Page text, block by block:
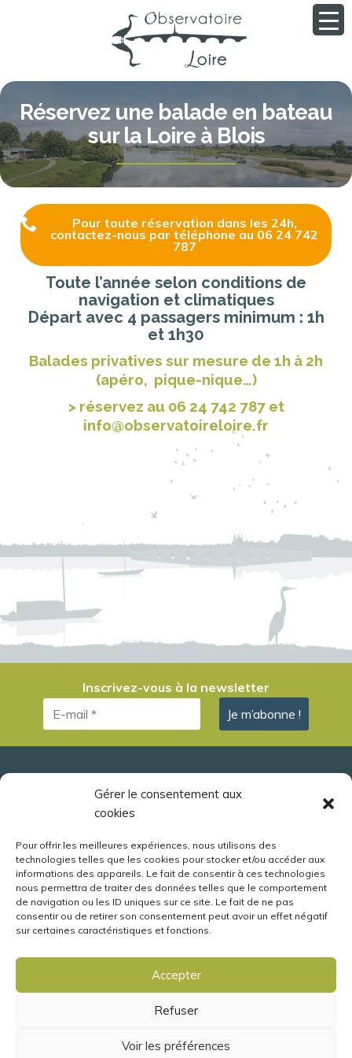
Gérer le consentement aux
cookies
Pour offrir les meilleures expériences, nous utilisons des
technologies telles que les cookies pour stocker et/ou accéder aux
informations des appareils. Le fait de consentir à ces technologies
nous permettra de traiter des données telles que le comportement
de navigation ou les ID uniques sur ce site. Le fait de ne pas
consentir ou de retirer son consentement peut avoir un effet négatif
sur certaines caractéristiques et fonctions.
Accepter
Refuser
Voir les préférences
Réservez une balade en bateau
sur la Loire à Blois
Pour toute réservation dans les 24h,
contactez-nous par téléphone au 06 24 742
787
Toute l’année selon conditions de
navigation et climatiques
Départ avec 4 passagers minimum : 1h
et 1h30
Balades privatives sur mesure de 1h à 2h
(apéro, pique-nique…)
> réservez au 06 24 742 787 et
info@observatoireloire.fr
Inscrivez-vous à la newsletter
Observatoire Loire
Association d'éducation à l'environnement
Levée de la Loire - Parc des Mées
41260 La Chaussée Saint-Victor (Blois)
02 54 56 09 24
info@observatoireloire.fr
Mentions légales
Politique de cookies (UE)
olivgraphic.com